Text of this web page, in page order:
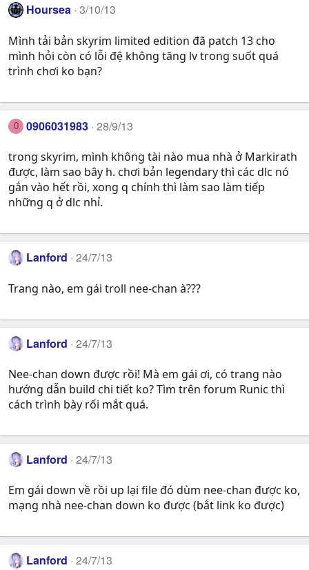
Hoursea 3/10/13
Mình tải bản skyrim limited edition đã patch 13 cho
mình hỏi còn có lỗi đệ không tăng lv trong suốt quá
trình chơi ko bạn?
0 0906031983 28/9/13
trong skyrim, mình không tài nào mua nhà ở Markirath
được, làm sao bây h. chơi bản legendary thì các dlc nó
gắn vào hết rồi, xong q chính thì làm sao làm tiếp
những q ở dlc nhỉ.
Lanford 24/7/13
Trang nào, em gái troll nee-chan à???
Lanford 24/7/13
Nee-chan down được rồi! Mà em gái ơi, có trang nào
hướng dẫn build chi tiết ko? Tìm trên forum Runic thì
cách trình bày rối mắt quá.
Lanford 24/7/13
Em gái down về rồi up lại file đó dùm nee-chan được ko,
mạng nhà nee-chan down ko được (bắt link ko được)
Lanford 24/7/13